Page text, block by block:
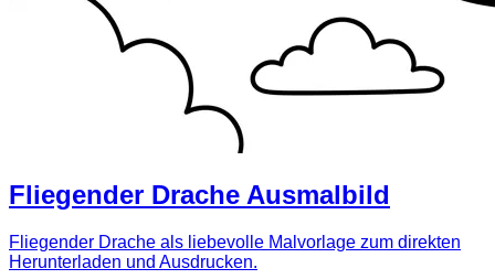
Fliegender Drache Ausmalbild
Fliegender Drache als liebevolle Malvorlage zum direkten
Herunterladen und Ausdrucken.